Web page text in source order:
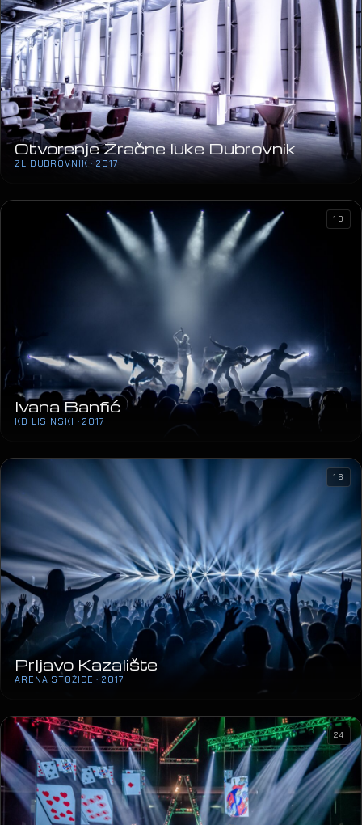
Otvorenje Zračne luke Dubrovnik
ZL DUBROVNIK · 2017
Ivana Banfić
10
Prljavo Kazalište
ARENA STOŽICE · 2017
Ivan Zak
ARENA ZAGREB · 2017
24